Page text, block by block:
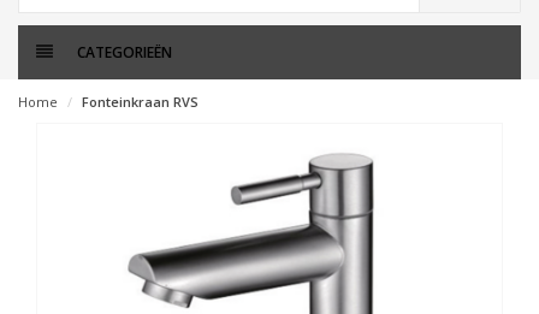
CATEGORIEËN
Home Fonteinkraan RVS